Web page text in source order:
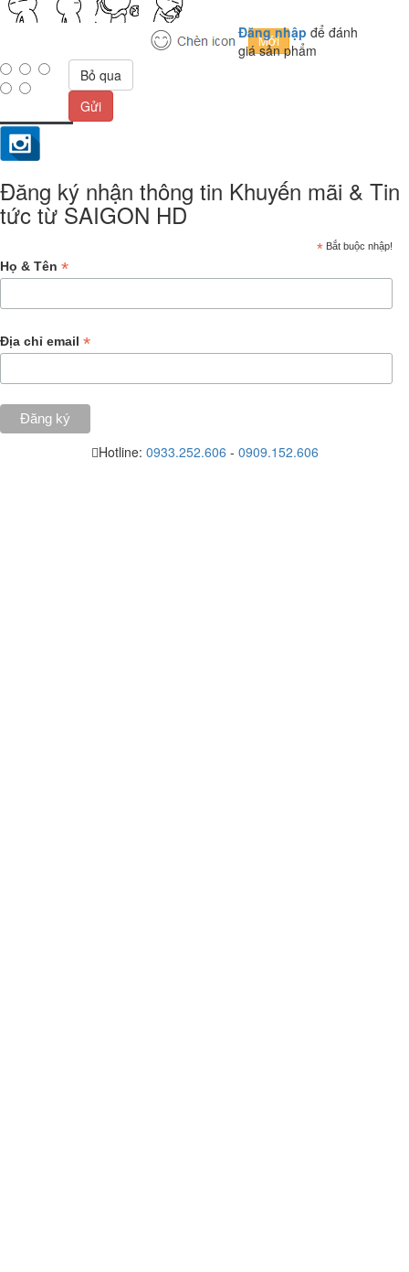
Đăng nhập để đánh
giá sản phẩm
Bỏ qua
Gửi
Đăng ký nhận thông tin Khuyến mãi & Tin
tức từ SAIGON HD
* Bắt buộc nhập!
Họ & Tên *
Địa chỉ email *
Hotline: 0933.252.606 - 0909.152.606